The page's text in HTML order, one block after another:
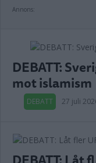
Annons:
DEBATT:
mot islamism
DEBATT 27 juli